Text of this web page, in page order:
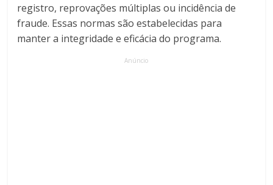
registro, reprovações múltiplas ou incidência de
fraude. Essas normas são estabelecidas para
manter a integridade e eficácia do programa.
Anúncio